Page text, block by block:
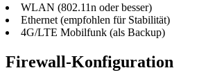
WLAN (802.11n oder besser)
Ethernet (empfohlen für Stabilität)
4G/LTE Mobilfunk (als Backup)
Firewall-Konfiguration